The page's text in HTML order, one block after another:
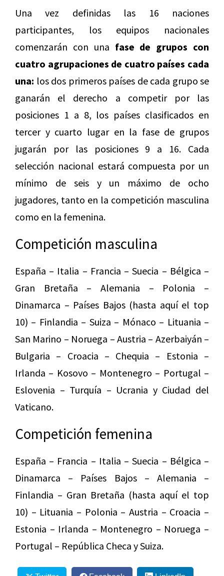
Una vez definidas las 16 naciones
participantes, los equipos nacionales
comenzarán con una fase de grupos con
cuatro agrupaciones de cuatro países cada
una: los dos primeros países de cada grupo se
ganarán el derecho a competir por las
posiciones 1 a 8, los países clasificados en
tercer y cuarto lugar en la fase de grupos
jugarán por las posiciones 9 a 16. Cada
selección nacional estará compuesta por un
mínimo de seis y un máximo de ocho
jugadores, tanto en la competición masculina
como en la femenina.
Competición masculina
España – Italia – Francia – Suecia – Bélgica –
Gran Bretaña – Alemania – Polonia –
Dinamarca – Países Bajos (hasta aquí el top
10) – Finlandia – Suiza – Mónaco – Lituania –
San Marino – Noruega – Austria – Azerbaiyán –
Bulgaria – Croacia – Chequia – Estonia –
Irlanda – Kosovo – Montenegro – Portugal –
Eslovenia – Turquía – Ucrania y Ciudad del
Vaticano.
Competición femenina
España – Francia – Italia – Suecia – Bélgica –
Dinamarca – Países Bajos – Alemania –
Finlandia – Gran Bretaña (hasta aquí el top
10) – Lituania – Polonia – Austria – Croacia –
Estonia – Irlanda – Montenegro – Noruega –
Portugal – República Checa y Suiza.